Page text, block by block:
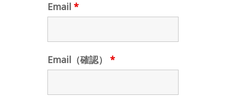
Email *
Email（確認） *